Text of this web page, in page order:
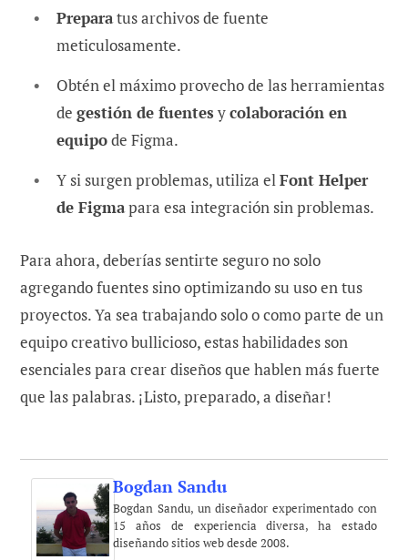
Preparatus archivos de fuente
meticulosamente.
Obtén el máximo provecho de las herramientas
de gestión de fuentes ycolaboración en
equipode Figma.
Y si surgen problemas, utiliza elFont Helper
de Figmapara esa integración sin problemas.
Para ahora, deberías sentirte seguro no solo
agregando fuentes sino optimizando su uso en tus
proyectos. Ya sea trabajando solo o como parte de un
equipo creativo bullicioso, estas habilidades son
esenciales para crear diseños que hablen más fuerte
que las palabras. ¡Listo, preparado, a diseñar!
Bogdan Sandu
Bogdan Sandu, un diseñador experimentado con
15 años de experiencia diversa, ha estado
diseñando sitios web desde 2008.